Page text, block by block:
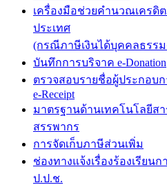
เครื่องมือช่วยคำนวณเครดิ
ประเทศ
(กรณีภาษีเงินได้บุคคลธรร
บันทึกการบริจาค e-Donation
ตรวจสอบรายชื่อผู้ประกอบก
e-Receipt
มาตรฐานด้านเทคโนโลยีส
สรรพากร
การจัดเก็บภาษีส่วนเพิ่ม
ช่องทางแจ้งเรื่องร้องเรีย
ป.ป.ช.